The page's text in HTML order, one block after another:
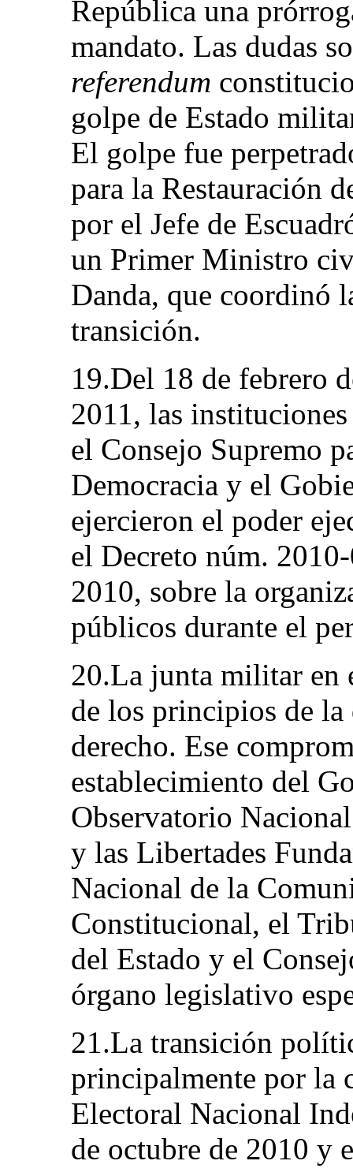
República una
mandato. Las dudas
referendum
golpe de Estado
El golpe fue
para la Restauración
por el Jefe de
un Primer Ministro
Danda, que coordinó
transición.
19.Del 18 de febrero
2011, las
el Consejo Supremo
Democracia y el
ejercieron el poder
el Decreto núm.
2010, sobre la
públicos durante el
20.La junta militar en
de los principios de la
derecho. Ese
establecimiento del
Observatorio
y las Libertades
Nacional de la
Constitucional, el
del Estado y el
órgano legislativo
21.La transición
principalmente por la
Electoral Nacional
de octubre de 2010 y